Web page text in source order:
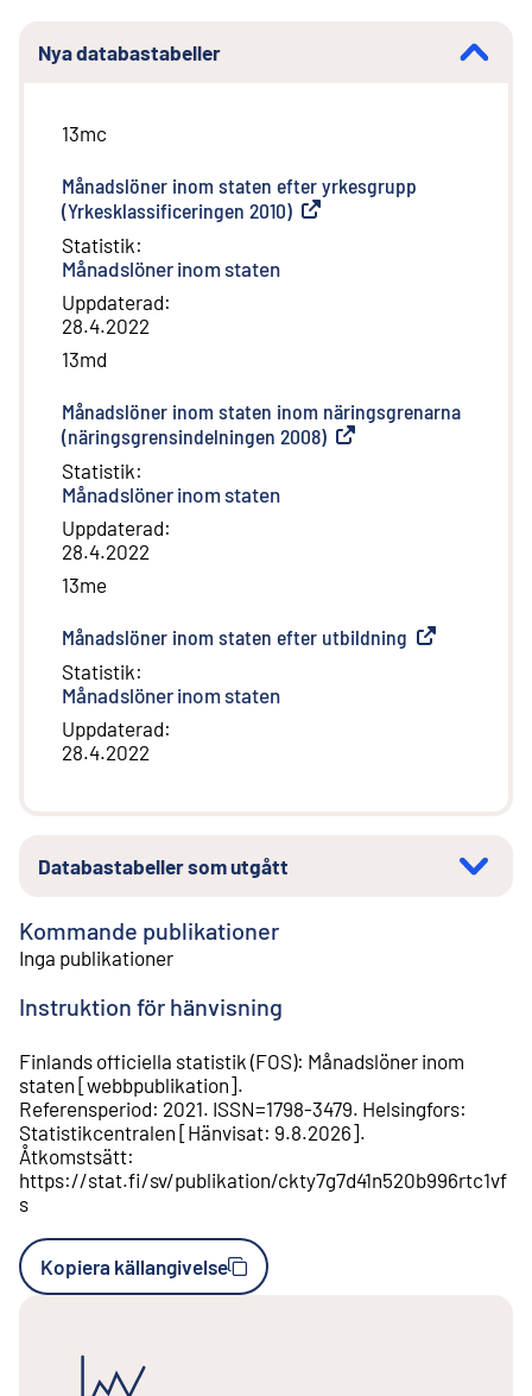
Nya databastabeller
13mc
Månadslöner inom staten efter yrkesgrupp
(Yrkesklassificeringen 2010) Extern länk
Statistik:
Månadslöner inom staten
Uppdaterad:
28.4.2022
13md
Månadslöner inom staten inom näringsgrenarna
(näringsgrensindelningen 2008) Extern länk
Statistik:
Månadslöner inom staten
Uppdaterad:
28.4.2022
13me
Månadslöner inom staten efter utbildning Extern länk
Statistik:
Månadslöner inom staten
Uppdaterad:
28.4.2022
Databastabeller som utgått
Kommande publikationer
Inga publikationer
Instruktion för hänvisning
Finlands officiella statistik (FOS): Månadslöner inom
staten [webbpublikation].
Referensperiod: 2021. ISSN=1798-3479. Helsingfors:
Statistikcentralen [Hänvisat: 9.8.2026].
Åtkomstsätt:
https://stat.fi/sv/publikation/ckty7g7d41n520b996rtc1vf
s
Kopiera källangivelse